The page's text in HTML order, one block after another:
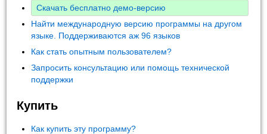
Скачать бесплатно демо-версию
Найти международную версию программы на другом
языке. Поддерживаются аж 96 языков
Как стать опытным пользователем?
Запросить консультацию или помощь технической
поддержки
Купить
Как купить эту программу?